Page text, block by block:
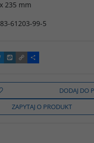
235 mm
61203-99-5
W
y
o
C
o
y
i
n
k
P
o
z
e
l
s
DODAJ DO
ZAPYTAJ O PRODUKT